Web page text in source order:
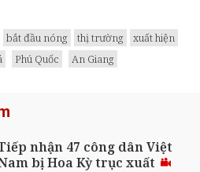
bắt đầu nóng thị trường
xuất hiện
Phú Quốc
An Giang
nhận 47 công dân Việt
bị Hoa Kỳ trục xuất